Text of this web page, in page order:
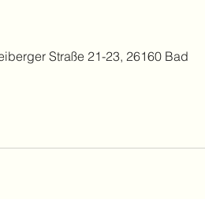
Straße 21-23, 26160 Bad